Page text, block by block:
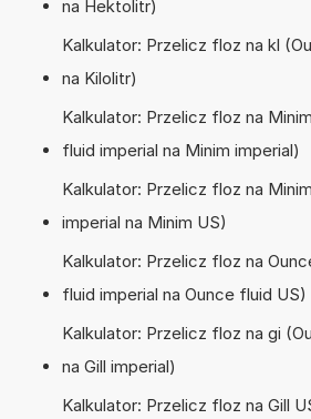
na Hektolitr)
Kalkulator: Przelicz floz na kl
na Kilolitr)
Kalkulator: Przelicz floz na
fluid imperial na Minim imperial)
Kalkulator: Przelicz floz na
imperial na Minim US)
Kalkulator: Przelicz floz na
fluid imperial na Ounce fluid US)
Kalkulator: Przelicz floz na gi
na Gill imperial)
Kalkulator: Przelicz floz na Gill